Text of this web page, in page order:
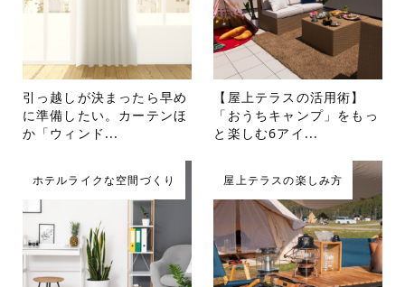
引っ越しが決まったら早め
に準備したい。カーテンほ
か「ウィンド...
【屋上テラスの活用術】
「おうちキャンプ」をもっ
と楽しむ6アイ...
ホテルライクな空間づくり 屋上テラスの楽しみ方